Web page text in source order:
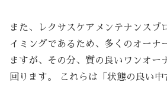
また、レクサスケアメンテナンスプ
イミングであるため、多くのオーナ
ますが、その分、質の良いワンオー
回ります。 これらは「状態の良い